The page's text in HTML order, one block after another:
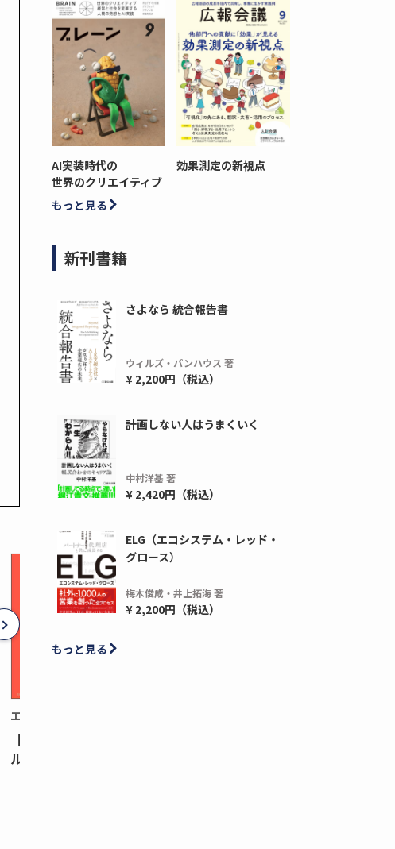
エムディーピー
【月間1,000万本以上の配布実績！】デジタ
ルクーポンを活用した販促キャンペーンを...
AI実装時代の
世界のクリエイティブ
効果測定の新視点
もっと見る
新刊書籍
さよなら 統合報告書
ウィルズ・パンハウス 著
¥ 2,200円（税込）
計画しない人はうまくいく
中村洋基 著
¥ 2,420円（税込）
ELG（エコシステム・レッド・
グロース）
梅木俊成・井上拓海 著
¥ 2,200円（税込）
もっと見る